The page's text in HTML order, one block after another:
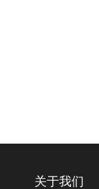
关于我们